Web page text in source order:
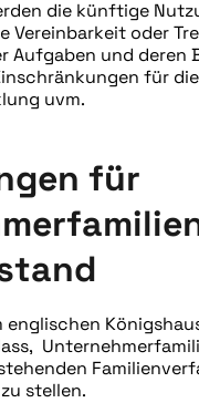
die künftige
Vereinbarkeit oder
Aufgaben und deren
für
uvm.
für
englischen
stellen.